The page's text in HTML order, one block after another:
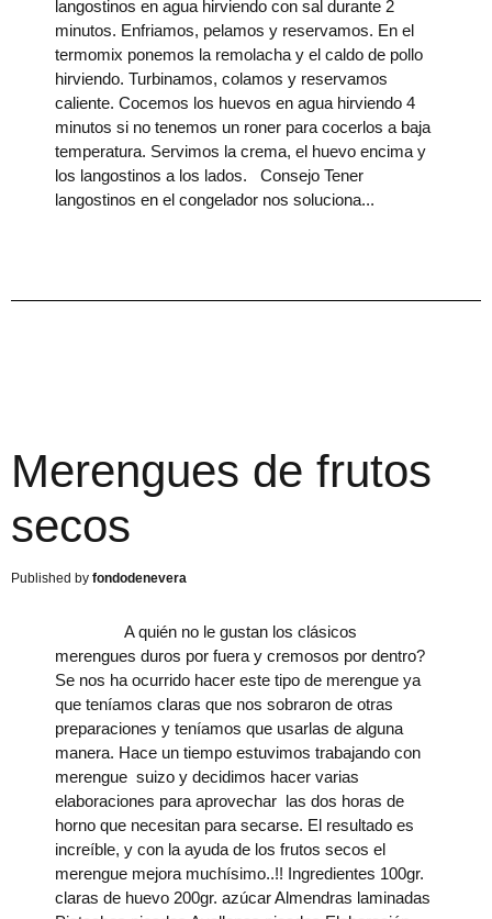
langostinos en agua hirviendo con sal durante 2
minutos. Enfriamos, pelamos y reservamos. En el
termomix ponemos la remolacha y el caldo de pollo
hirviendo. Turbinamos, colamos y reservamos
caliente. Cocemos los huevos en agua hirviendo 4
minutos si no tenemos un roner para cocerlos a baja
temperatura. Servimos la crema, el huevo encima y
los langostinos a los lados. Consejo Tener
langostinos en el congelador nos soluciona
Merengues de frutos
secos
fondodenevera
A quién no le gustan los clásicos
merengues duros por fuera y cremosos por dentro?
Se nos ha ocurrido hacer este tipo de merengue ya
que teníamos claras que nos sobraron de otras
preparaciones y teníamos que usarlas de alguna
manera. Hace un tiempo estuvimos trabajando con
merengue suizo y decidimos hacer varias
elaboraciones para aprovechar las dos horas de
horno que necesitan para secarse. El resultado es
increíble, y con la ayuda de los frutos secos el
merengue mejora muchísimo..!! Ingredientes 100gr.
claras de huevo 200gr. azúcar Almendras laminadas